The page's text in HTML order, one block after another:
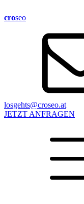
croseo
losgehts@croseo.at
JETZT ANFRAGEN